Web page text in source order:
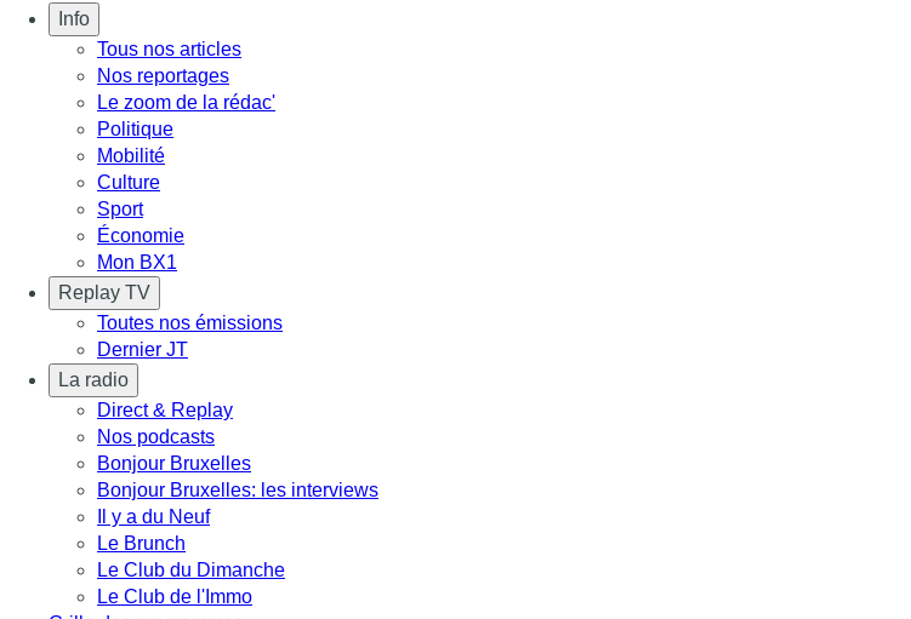
Info
Tous nos articles
Nos reportages
Le zoom de la rédac'
Politique
Mobilité
Culture
Sport
Économie
Mon BX1
Replay TV
Toutes nos émissions
Dernier JT
La radio
Direct & Replay
Nos podcasts
Bonjour Bruxelles
Bonjour Bruxelles: les interviews
Il y a du Neuf
Le Brunch
Le Club du Dimanche
Le Club de l'Immo